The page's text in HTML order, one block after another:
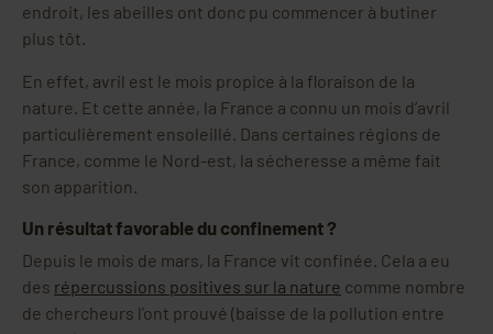
endroit, les abeilles ont donc pu commencer à butiner
plus tôt.
En effet, avril est le mois propice à la floraison de la
nature. Et cette année, la France a connu un mois d’avril
particulièrement ensoleillé. Dans certaines régions de
France, comme le Nord-est, la sécheresse a même fait
son apparition.
Un résultat favorable du confinement ?
Depuis le mois de mars, la France vit confinée. Cela a eu
des répercussions positives sur la nature comme nombre
de chercheurs l’ont prouvé (baisse de la pollution entre